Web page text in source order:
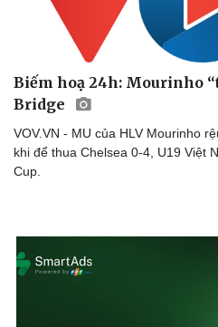
Biếm hoạ 24h: Mourinho
Bridge
VOV.VN - MU của HLV Mourinho
khi để thua Chelsea 0-4, U19 Việt
Cup.